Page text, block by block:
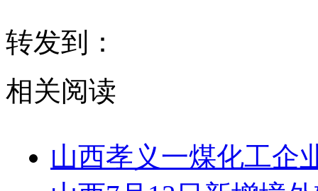
转发到：
相关阅读
山西孝义一煤化工企